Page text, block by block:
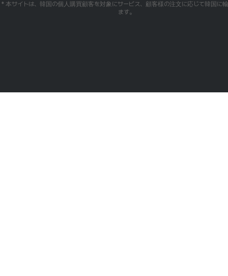
* 本サイトは、韓国の個人購買顧客を対象にサービス、顧客様の注文に応じて韓国に
ます。